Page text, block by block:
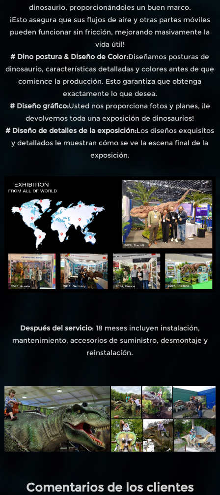
dinosaurio, proporcionándoles un buen marco.
¡Esto asegura que sus flujos de aire y otras partes móviles
pueden funcionar sin fricción, mejorando masivamente la
vida útil!
# Dino postura & Diseño de Color:Diseñamos posturas de
dinosaurio, características detalladas y colores antes de que
comience la producción. Esto garantiza que obtenga
exactamente lo que desea.
# Diseño gráfico:Usted nos proporciona fotos y planes, ¡le
devolvemos toda una exposición de dinosaurios!
# Diseño de detalles de la exposición:Los diseños exquisitos
y detallados le muestran cómo se ve la escena final de la
exposición.
Después del servicio: 18 meses incluyen instalación,
mantenimiento, accesorios de suministro, desmontaje y
reinstalación.
Comentarios de los clientes